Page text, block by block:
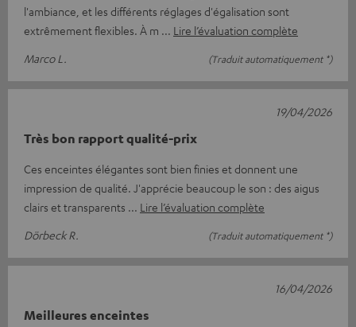
l'ambiance, et les différents réglages d'égalisation sont
extrêmement flexibles. À m
Lire l’évaluation complète
Marco L.
(Traduit automatiquement *)
Très bon rapport qualité-prix
Ces enceintes élégantes sont bien finies et donnent une
impression de qualité. J'apprécie beaucoup le son : des aigus
clairs et transparents
Lire l’évaluation complète
Dörbeck R.
(Traduit automatiquement *)
19/04/2026
Meilleures enceintes
16/04/2026